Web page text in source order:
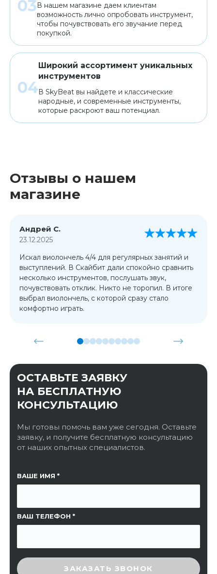
В нашем магазине даем клиентам
возможность лично опробовать инструмент,
чтобы почувствовать его звучание перед
покупкой.
Широкий ассортимент уникальных
инструментов
В SkyBeat вы найдете и классические
народные, и современные инструменты,
которые раскроют ваш потенциал.
Отзывы о нашем
магазине
Андрей С.
23.12.2025
Искал виолончель 4/4 для регулярных занятий и
выступлений. В Скайбит дали спокойно сравнить
несколько инструментов, послушать звук,
почувствовать отклик. Никто не торопил. В итоге
выбрал виолончель, с которой сразу стало
комфортно играть.
ОСТАВЬТЕ ЗАЯВКУ
НА БЕСПЛАТНУЮ
КОНСУЛЬТАЦИЮ
Мы готовы помочь вам уже сегодня. Оставьте
заявку, и получите бесплатную консультацию
от наших опытных специалистов.
ВАШЕ ИМЯ
ВАШ ТЕЛЕФОН
ССЫЛКА НА СТРАНИЦУ
ВВЕДИТЕ ПРОВЕРОЧНЫЙ КОД
ЗАКАЗАТЬ ЗВОНОК